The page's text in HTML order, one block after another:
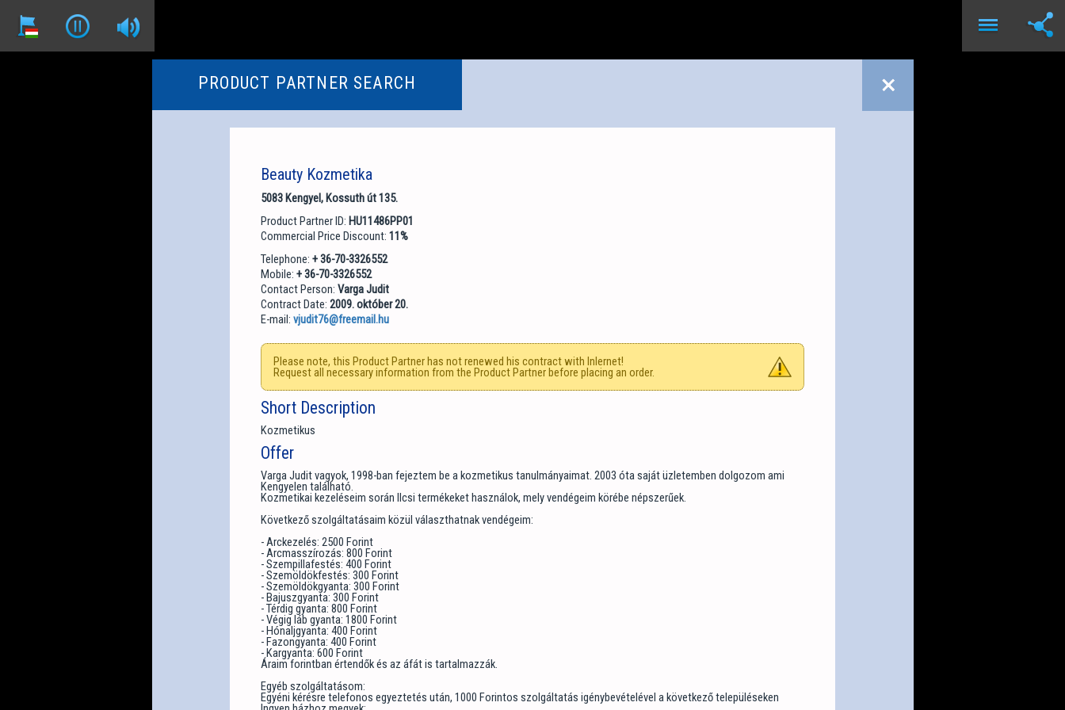
PRODUCT PARTNER SEARCH
Beauty Kozmetika
5083 Kengyel, Kossuth út 135.
Product Partner ID: HU11486PP01
Commercial Price Discount: 11%
Telephone: + 36-70-3326552
Mobile: + 36-70-3326552
Contact Person: Varga Judit
Contract Date: 2009. október 20.
E-mail: vjudit76@freemail.hu
Please note, this Product Partner has not renewed his contract with Inlernet!
Request all necessary information from the Product Partner before placing an order.
Short Description
Kozmetikus
Offer
Varga Judit vagyok, 1998-ban fejeztem be a kozmetikus tanulmányaimat. 2003 óta saját üzletemben dolgozom ami
Kengyelen található.
Kozmetikai kezeléseim során Ilcsi termékeket használok, mely vendégeim körébe népszerűek.
Következő szolgáltatásaim közül választhatnak vendégeim:
- Arckezelés: 2500 Forint
- Arcmasszírozás: 800 Forint
- Szempillafestés: 400 Forint
- Szemöldökfestés: 300 Forint
- Szemöldökgyanta: 300 Forint
- Bajuszgyanta: 300 Forint
- Térdig gyanta: 800 Forint
- Végig láb gyanta: 1800 Forint
- Hónaljgyanta: 400 Forint
- Fazongyanta: 400 Forint
- Kargyanta: 600 Forint
Áraim forintban értendők és az áfát is tartalmazzák.
Egyéb szolgáltatásom:
Egyéni kérésre telefonos egyeztetés után, 1000 Forintos szolgáltatás igénybevételével a következő településeken